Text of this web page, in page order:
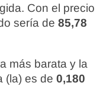
Con el precio
sería de 85,78
más barata y la
(la) es de 0,180